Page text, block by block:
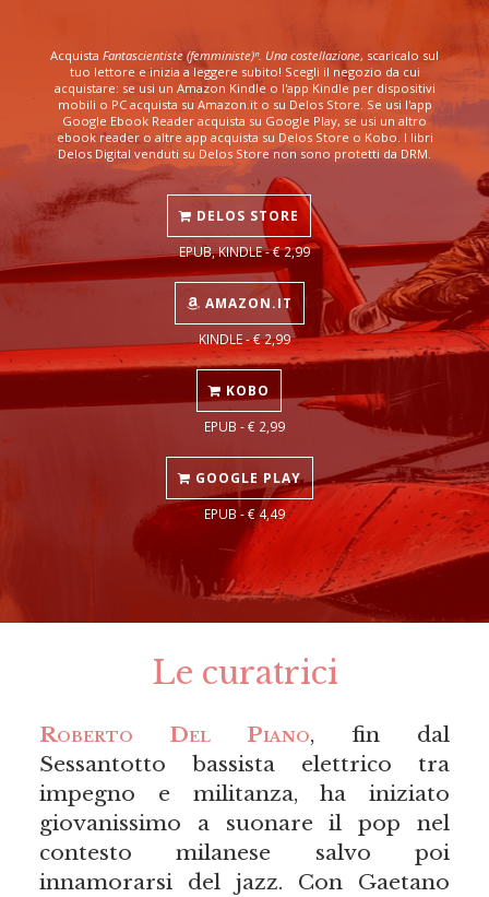
Acquista Fantascientiste (femministe)ⁿ. Una costellazione, scaricalo sul
tuo lettore e inizia a leggere subito! Scegli il negozio da cui
acquistare: se usi un Amazon Kindle o l'app Kindle per dispositivi
mobili o PC acquista su Amazon.it o su Delos Store. Se usi l'app
Google Ebook Reader acquista su Google Play, se usi un altro
ebook reader o altre app acquista su Delos Store o Kobo. I libri
Delos Digital venduti su Delos Store non sono protetti da DRM.
DELOS STORE
EPUB, KINDLE - € 2,99
AMAZON.IT
KINDLE - € 2,99
KOBO
EPUB - € 2,99
GOOGLE PLAY
EPUB - € 4,49
Le curatrici
Roberto Del Piano, fin dal
Sessantotto bassista elettrico tra
impegno e militanza, ha iniziato
giovanissimo a suonare il pop nel
contesto milanese salvo poi
innamorarsi del jazz. Con Gaetano